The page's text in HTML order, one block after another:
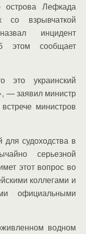
острова Лефкада
со взрывчаткой
инцидент
этом сообщает
это украинский
— заявил министр
министров
для судоходства в
серьезной
этот вопрос во
коллегами и
официальными
водном